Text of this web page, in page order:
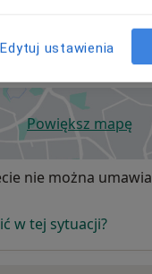
Medyczne
Zabrze
Powiększ mapę
otwiera
nie można
w tej sytuacji?
Edytuj ustawienia